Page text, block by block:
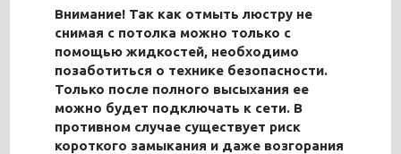
Внимание! Так как отмыть люстру не
снимая с потолка можно только с
помощью жидкостей, необходимо
позаботиться о технике безопасности.
Только после полного высыхания ее
можно будет подключать к сети. В
противном случае существует риск
короткого замыкания и даже возгорания